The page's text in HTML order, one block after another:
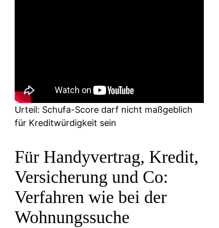
Urteil: Schufa-Score darf nicht maßgeblich
für Kreditwürdigkeit sein
Für Handyvertrag, Kredit,
Versicherung und Co:
Verfahren wie bei der
Wohnungssuche